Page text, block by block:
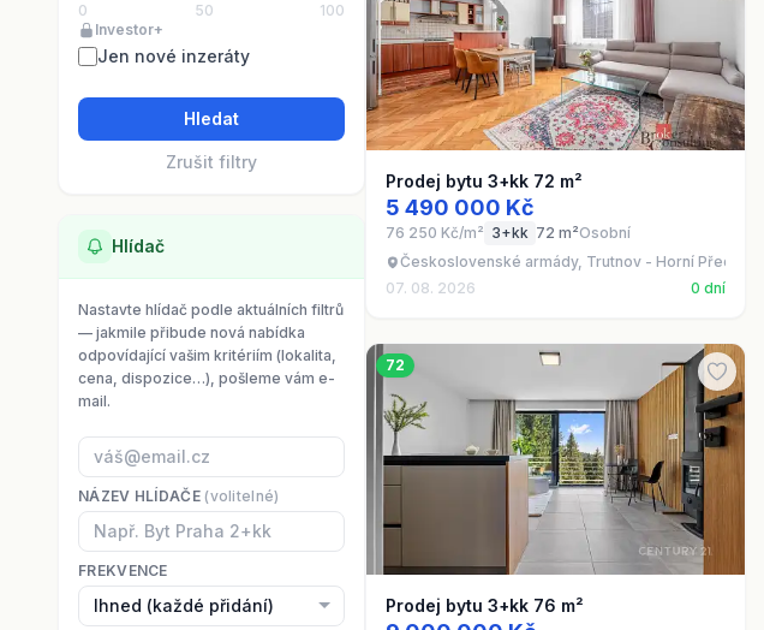
0 50
100
Investor+
Jen nové inzeráty
Hledat
Zrušit filtry
Hlídač
Nastavte hlídač podle aktuálních filtrů
— jakmile přibude nová nabídka
odpovídající vašim kritériím (lokalita,
cena, dispozice…), pošleme vám e-
mail.
NÁZEV HLÍDAČE (volitelné)
FREKVENCE
Prodej bytu 3+kk 72 m²
5 490 000 Kč
76 250 Kč/m² 3+kk 72 m²Osobní
Československé armády, Trutnov - Horní Předměstí
07. 08. 2026
0 dní
72
Prodej bytu 3+kk 76 m²